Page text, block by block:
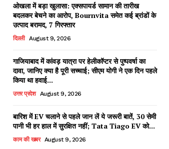
ओखला में बड़ा खुलासा: एक्सपायर्ड सामान की तारीख
बदलकर बेचने का आरोप, Bournvita समेत कई ब्रांडों के
उत्पाद बरामद, 7 गिरफ्तार
दिल्ली August 9, 2026
गाजियाबाद में कांवड़ यात्रा पर हेलीकॉप्टर से पुष्पवर्षा का
दावा, जानिए क्या है पूरी सच्चाई; सीएम योगी ने एक दिन पहले
किया था हवाई...
उत्तर प्रदेश August 9, 2026
बारिश में EV चलाने से पहले जान लें ये जरूरी बातें, 30 सेमी
पानी भी हर हाल में सुरक्षित नहीं; Tata Tiago EV को...
काम की खबर August 9, 2026